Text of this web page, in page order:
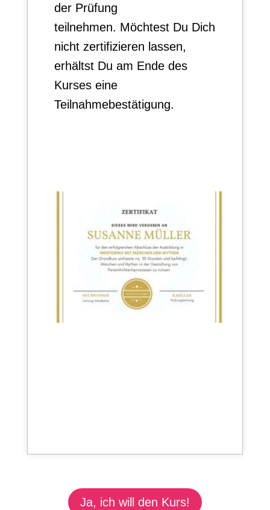
der Prüfung
teilnehmen. Möchtest Du Dich
nicht zertifizieren lassen,
erhältst Du am Ende des
Kurses eine
Teilnahmebestätigung.
Ja, ich will den Kurs!